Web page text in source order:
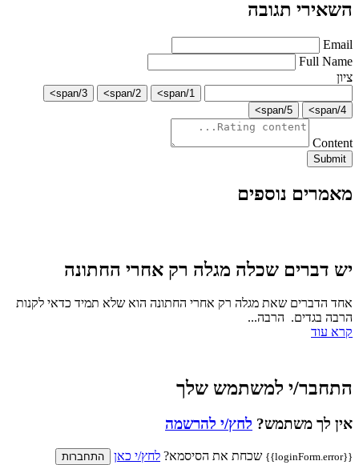
השאירי תגובה
Email
Full Name
ציון
1/span>
2/span>
3/span>
4/span>
5/span>
Content
Submit
מאמרים נוספים
יש דברים שכלה מגלה רק אחרי החתונה
אחד הדברים שאת מגלה רק אחרי החתונה הוא שלא תמיד כדאי לקנות
הרבה בגדים. הרבה...
קרא עוד
התחבר/י למשתמש שלך
אין לך משתמש? לחץ/י להרשמה
{{loginForm.error}} שכחת את הסיסמא? לחץ/י כאן התחברות